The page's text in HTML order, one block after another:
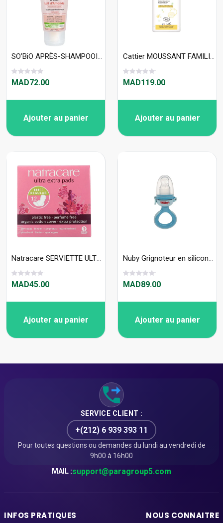
SO’BiO APRÈS-SHAMPOOING CHEVEUX DOUX LAIT D’AMANDE 200ML
MAD72.00
Ajouter au panier
Cattier MOUSSANT FAMILIAL - CORPS ET CHEVEUX - SANS SAVON 500ml
MAD119.00
Ajouter au panier
Natracare SERVIETTE ULTRA EXTRA NORMAL 12 U
MAD45.00
Ajouter au panier
Nuby Grignoteur en silicone - bleu - 6 mois +
MAD89.00
Ajouter au panier
SERVICE CLIENT :
+(212) 6 939 393 11
Pour toutes questions ou demandes du lundi au vendredi de
9h00 à 16h00
MAIL :support@paragroup5.com
INFOS PRATIQUES NOUS CONNAITRE